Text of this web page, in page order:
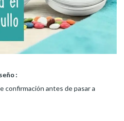
confirmación antes de pasar a